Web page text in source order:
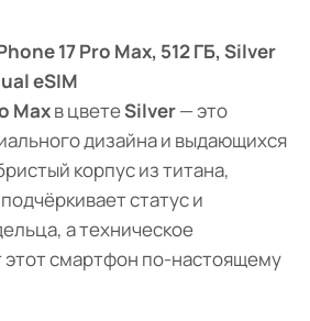
17 Pro Max, 512 ГБ, Silver
eSIM
Maxв цветеSilver— это
дизайна и выдающихся
корпус из титана,
статус и
а техническое
смартфон по-настоящему